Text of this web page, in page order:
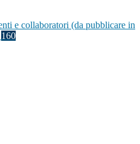
e collaboratori (da pubblicare in
160